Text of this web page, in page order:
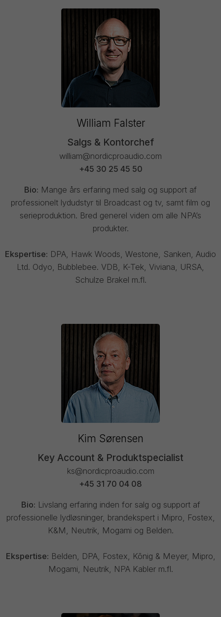
William Falster
Salgs & Kontorchef
william@nordicproaudio.com
+45 30 25 45 50
Bio: Mange års erfaring med salg og support af
professionelt lydudstyr til Broadcast og tv, samt film og
serieproduktion. Bred generel viden om alle NPA’s
produkter.
Ekspertise: DPA, Hawk Woods, Westone, Sanken, Audio
Ltd. Odyo, Bubblebee. VDB, K-Tek, Viviana, URSA,
Schulze Brakel m.fl.
Kim Sørensen
Key Account & Produktspecialist
ks@nordicproaudio.com
+45 31 70 04 08
Bio: Livslang erfaring inden for salg og support af
professionelle lydløsninger, brandekspert i Mipro, Fostex,
K&M, Neutrik, Mogami og Belden.
Ekspertise: Belden, DPA, Fostex, Kōnig & Meyer, Mipro,
Mogami, Neutrik, NPA Kabler m.fl.